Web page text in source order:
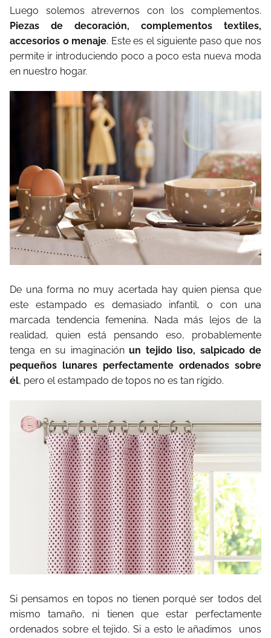
Luego solemos atrevernos con los complementos.
Piezas de decoración, complementos textiles,
accesorios o menaje. Este es el siguiente paso que nos
permite ir introduciendo poco a poco esta nueva moda
en nuestro hogar.
De una forma no muy acertada hay quien piensa que
este estampado es demasiado infantil, o con una
marcada tendencia femenina. Nada más lejos de la
realidad, quien está pensando eso, probablemente
tenga en su imaginación un tejido liso, salpicado de
pequeños lunares perfectamente ordenados sobre
él, pero el estampado de topos no es tan rígido.
Si pensamos en topos no tienen porqué ser todos del
mismo tamaño, ni tienen que estar perfectamente
ordenados sobre el tejido. Si a esto le añadimos unos